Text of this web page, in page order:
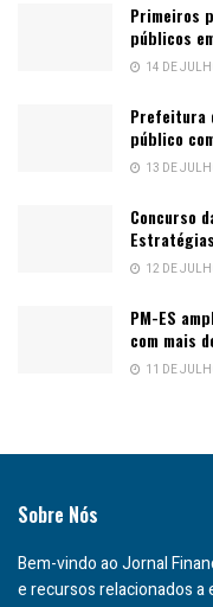
Primeiros
públicos
14 DE
Prefeitura
público
13 DE
Concurso
12 DE
PM-ES
com mais
11 DE
Sobre Nós
Bem-vindo ao Jornal
e recursos relacionados